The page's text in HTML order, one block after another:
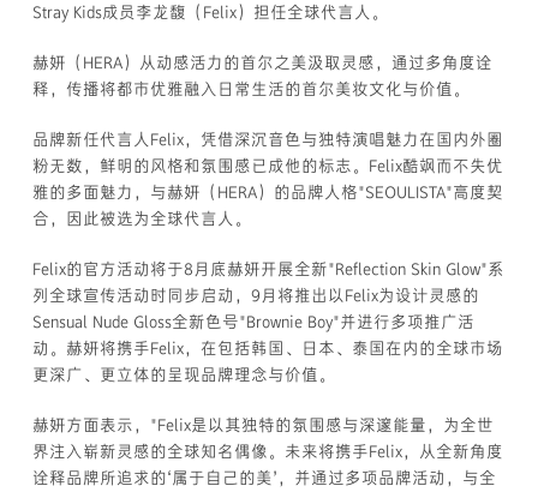
Stray Kids成员李龙馥（Felix）担任全球代言人。
赫妍（HERA）从动感活力的首尔之美汲取灵感，通过多角度诠
释，传播将都市优雅融入日常生活的首尔美妆文化与价值。
品牌新任代言人Felix，凭借深沉音色与独特演唱魅力在国内外圈
粉无数，鲜明的风格和氛围感已成他的标志。Felix酷飒而不失优
雅的多面魅力，与赫妍（HERA）的品牌人格"SEOULISTA"高度契
合，因此被选为全球代言人。
Felix的官方活动将于8月底赫妍开展全新"Reflection Skin Glow"系
列全球宣传活动时同步启动，9月将推出以Felix为设计灵感的
Sensual Nude Gloss全新色号"Brownie Boy"并进行多项推广活
动。赫妍将携手Felix，在包括韩国、日本、泰国在内的全球市场
更深广、更立体的呈现品牌理念与价值。
赫妍方面表示，"Felix是以其独特的氛围感与深邃能量，为全世
界注入崭新灵感的全球知名偶像。未来将携手Felix，从全新角度
诠释品牌所追求的‘属于自己的美’，并通过多项品牌活动，与全